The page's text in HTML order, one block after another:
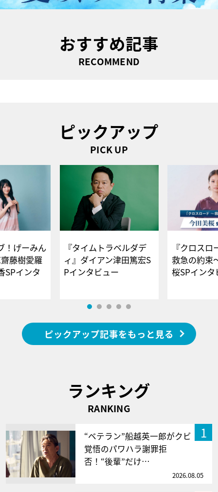
おすすめ記事
RECOMMEND
ピックアップ
PICK UP
！げーみん
藤樹愛羅
SPインタ
『タイムトラベルダデ
ィ』ダイアン津田篤宏S
Pインタビュー
『クロス
救急の約束
桜SPイ
ピックアップ記事をもっと見る
ランキング
RANKING
1
“ベテラン”船越英一郎がクビ
覚悟のパワハラ謝罪拒
否！“後輩”だけ…
2026.08.05